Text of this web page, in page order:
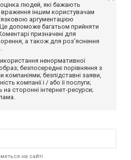
людей, які бажають
іншим користувачам
аргументацією
допоможе багатьом прийняти
призначені для
а також для роз'яснення
ненормативної
безпосереднє порівняння з
безпідставні заяви,
компанії і / або її послуги;
сторонні інтернет-ресурси;
на сайті